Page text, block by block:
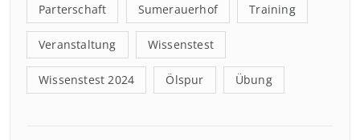
Parterschaft Sumerauerhof Training
Veranstaltung Wissenstest
Wissenstest 2024 Ölspur Übung